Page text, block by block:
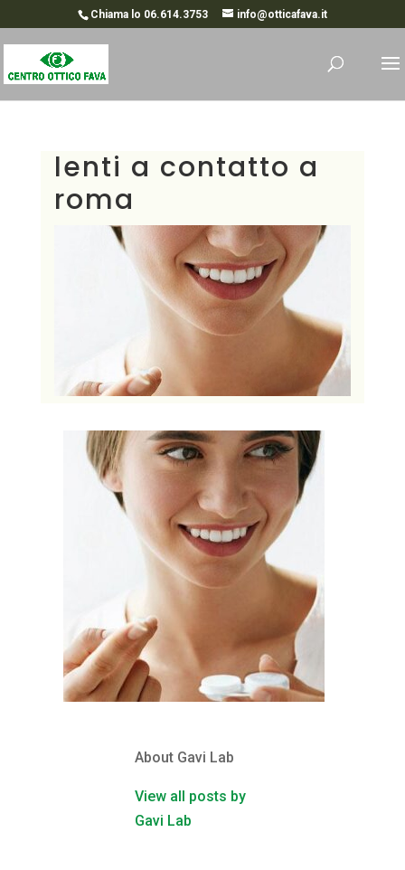
Chiama lo 06.614.3753 info@otticafava.it
lenti a contatto a
roma
About Gavi Lab
View all posts by
Gavi Lab